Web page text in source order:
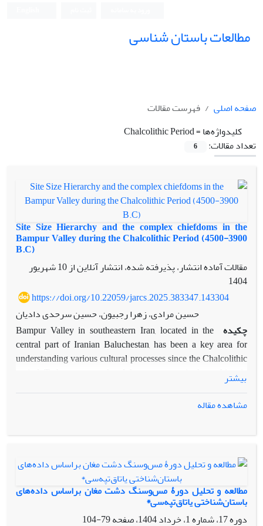
مطالعات باستان شناسی
صفحه اصلی
فهرست مقالات
کلیدواژه‌ها =Chalcolithic Period
تعداد مقالات:
6
Site Size Hierarchy and the complex chiefdoms in the
Bampur Valley during the Chalcolithic Period (4500-3900
B.C)
مقالات آماده انتشار، پذیرفته شده، انتشار آنلاین از
10 شهریور
1404
https://doi.org/10.22059/jarcs.2025.383347.143304
حسین مرادی، زهرا رجبیون، حسین سرحدی دادیان
چکیده Bampur Valley in southeastern Iran, located in the
central part of Iranian Baluchestan, has been a key area for
understanding various cultural processes since the Chalcolithic
period. To better comprehend these processes in the prehistoric
era, the present article focuses on site size hierarchy, based on
data related to the Yahya VA/Aliabad Period, around 4500-
estimated using GPS mapping, and SPSS analysis helped us
classify the site sizes. Consequently, a three-level classification
proved more acceptable than others, which includes: 1) sites less
than 3 hectares, comprising 31 sites; 2) sites between 3-7
hectares, consisting of 7 sites; and 3) sites larger than 7 hectares,
بیشتر
مشاهده مقاله
مطالعه و تحلیل دورۀ مس‌و‌سنگ دشت مغان براساس داده‌های
باستان‌شناختی یاتاق‌تپه‌سی*
دوره 17، شماره 1، خرداد 1404، صفحه
79-104